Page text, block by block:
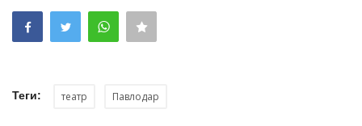
Теги: театр Павлодар